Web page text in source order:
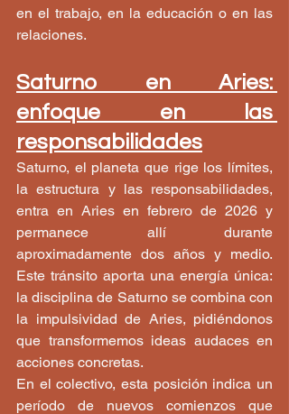
en el trabajo, en la educación o en las
relaciones.
Saturno en Aries:
enfoque en las
responsabilidades
Saturno, el planeta que rige los límites,
la estructura y las responsabilidades,
entra en Aries en febrero de 2026 y
permanece allí durante
aproximadamente dos años y medio.
Este tránsito aporta una energía única:
la disciplina de Saturno se combina con
la impulsividad de Aries, pidiéndonos
que transformemos ideas audaces en
acciones concretas.
En el colectivo, esta posición indica un
período de nuevos comienzos que